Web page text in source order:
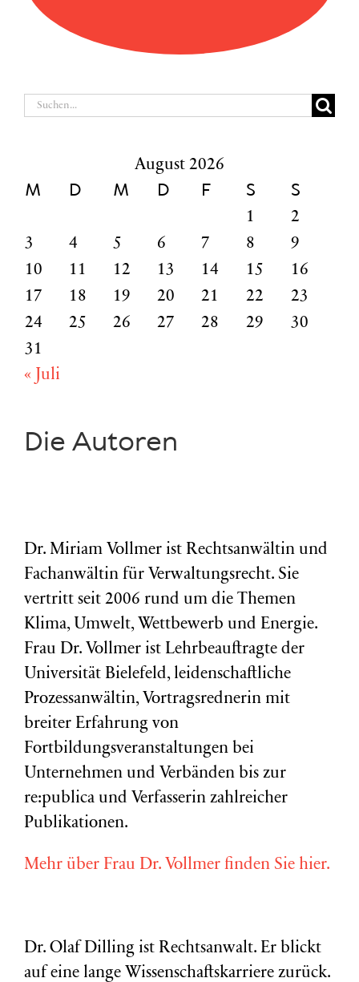
Suche
August 2026
M D M D F S S
1
2
3
4 5 6 7 8
9
10
11 12 13 14 15
16
17
18 19 20 21 22
23
24
25 26 27 28 29
30
31
« Juli
Die Autoren
Dr. Miriam Vollmer ist Rechtsanwältin und
Fachanwältin für Verwaltungsrecht. Sie
vertritt seit 2006 rund um die Themen
Klima, Umwelt, Wettbewerb und Energie.
Frau Dr. Vollmer ist Lehrbeauftragte der
Universität Bielefeld, leidenschaftliche
Prozessanwältin, Vortragsrednerin mit
breiter Erfahrung von
Fortbildungsveranstaltungen bei
Unternehmen und Verbänden bis zur
re:publica und Verfasserin zahlreicher
Publikationen.
Mehr über Frau Dr. Vollmer finden Sie hier.
Dr. Olaf Dilling ist Rechtsanwalt. Er blickt
auf eine lange Wissenschaftskarriere zurück.